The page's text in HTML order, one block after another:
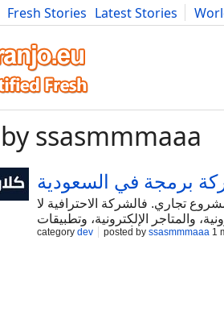
Fresh Stories Latest Stories
Bulgaria Fitness Food
ssasmmmaaa
برمجة في السعودية
تجاري. فالشركة الاحترافية لا
والمتاجر الإلكترونية، وتطبيقات
تعتمد على أحدث التقنيات، مع
category dev posted by ssasmmmaaa 1